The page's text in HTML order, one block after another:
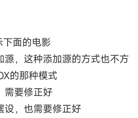
下面的电影
源，这种添加源的方式也不方
的那种模式
需要修正好
设，也需要修正好